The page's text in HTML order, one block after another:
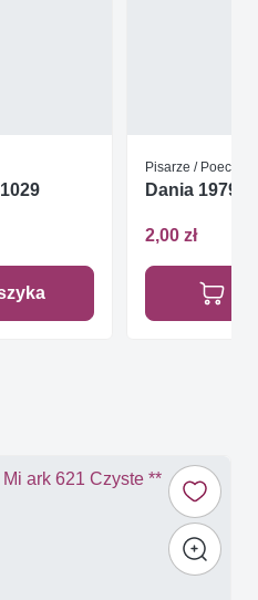
Pisarze / Poeci
Dania 1979
2,00 zł